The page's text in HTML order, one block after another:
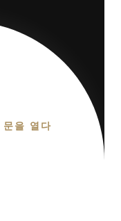
을 열다